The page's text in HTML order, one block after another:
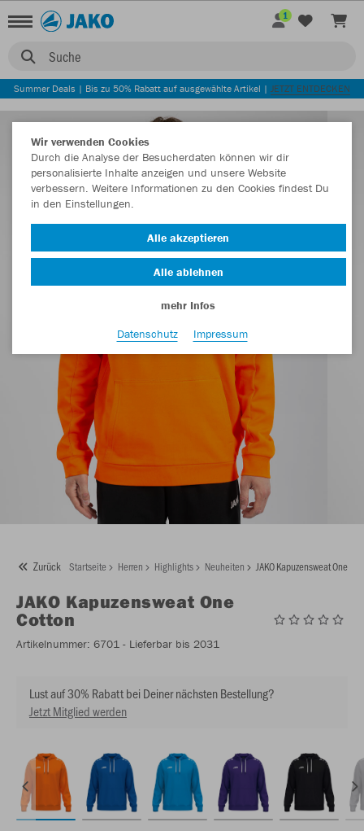
Suche
1
Summer Deals | Bis zu 50% Rabatt auf ausgewählte Artikel | JETZT ENTDECKEN
Zurück Startseite Herren Highlights Neuheiten JAKO Kapuzensweat One
JAKO Kapuzensweat One
Cotton
Artikelnummer: 6701 - Lieferbar bis 2031
Lust auf 30% Rabatt bei Deiner nächsten Bestellung?
Jetzt Mitglied werden
Wir verwenden Cookies
Durch die Analyse der Besucherdaten können wir dir
personalisierte Inhalte anzeigen und unsere Website
verbessern. Weitere Informationen zu den Cookies findest Du
in den Einstellungen.
Alle akzeptieren
Alle ablehnen
mehr Infos
Datenschutz
Impressum